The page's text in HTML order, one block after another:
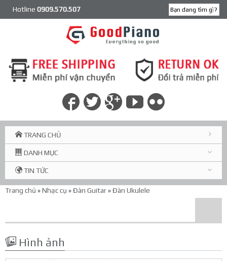
Hotline 0909.570.507
TRANG CHỦ
DANH MỤC
TIN TỨC
Trang chủ »Nhạc cụ »Đàn Guitar»Đàn Ukulele
Hình ảnh